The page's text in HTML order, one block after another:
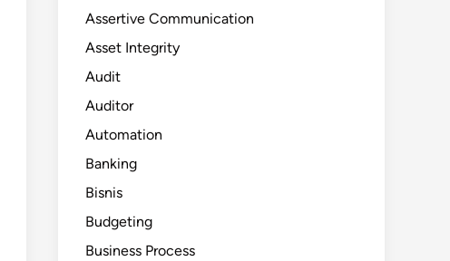
Assertive Communication
Asset Integrity
Audit
Auditor
Automation
Banking
Bisnis
Budgeting
Business Process